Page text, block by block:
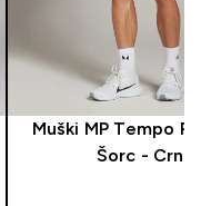
Muški MP Tempo
Šorc - Crn